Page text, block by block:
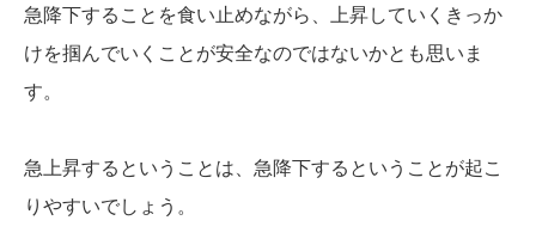
急降下することを食い止めながら、上昇していくきっか
けを掴んでいくことが安全なのではないかとも思いま
す。
急上昇するということは、急降下するということが起こ
りやすいでしょう。